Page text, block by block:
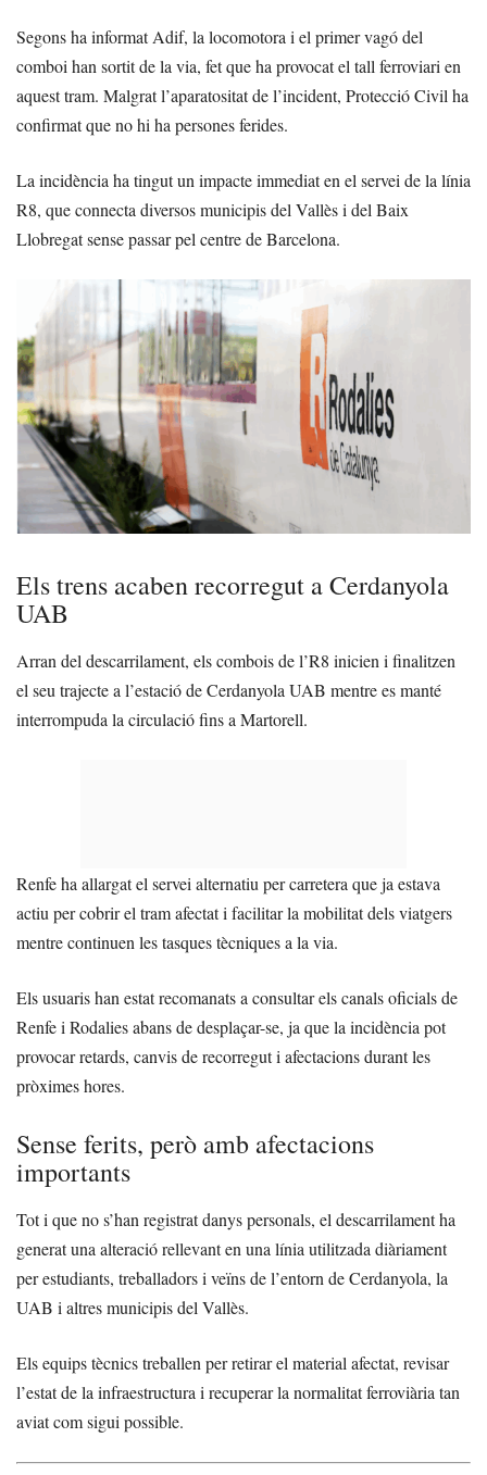
Segons ha informat Adif, la locomotora i el primer vagó del
comboi han sortit de la via, fet que ha provocat el tall ferroviari en
aquest tram. Malgrat l’aparatositat de l’incident, Protecció Civil ha
confirmat que no hi ha persones ferides.
La incidència ha tingut un impacte immediat en el servei de la línia
R8, que connecta diversos municipis del Vallès i del Baix
Llobregat sense passar pel centre de Barcelona.
Els trens acaben recorregut a Cerdanyola
UAB
Arran del descarrilament, els combois de l’R8 inicien i finalitzen
el seu trajecte a l’estació de Cerdanyola UAB mentre es manté
interrompuda la circulació fins a Martorell.
Renfe ha allargat el servei alternatiu per carretera que ja estava
actiu per cobrir el tram afectat i facilitar la mobilitat dels viatgers
mentre continuen les tasques tècniques a la via.
Els usuaris han estat recomanats a consultar els canals oficials de
Renfe i Rodalies abans de desplaçar-se, ja que la incidència pot
provocar retards, canvis de recorregut i afectacions durant les
pròximes hores.
Sense ferits, però amb afectacions
importants
Tot i que no s’han registrat danys personals, el descarrilament ha
generat una alteració rellevant en una línia utilitzada diàriament
per estudiants, treballadors i veïns de l’entorn de Cerdanyola, la
UAB i altres municipis del Vallès.
Els equips tècnics treballen per retirar el material afectat, revisar
l’estat de la infraestructura i recuperar la normalitat ferroviària tan
aviat com sigui possible.